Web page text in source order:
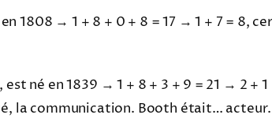
1808 → 1 + 8 + 0 + 8 = 17 → 1 + 7 = 8,
est né en 1839 → 1 + 8 + 3 + 9 = 21 → 2 +
la communication. Booth était… acteur.